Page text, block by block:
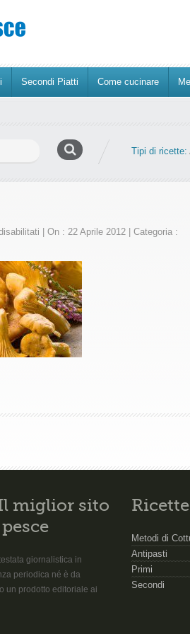
Secondi Piatti Come cucinare
Tipi di ricette:
suOn : 22 Aprile 2012 Categoria :
miglior sito
giornalistica in
periodica né è da
un prodotto editoriale ai
Ricette
Metodi di
Antipasti
Primi
Secondi